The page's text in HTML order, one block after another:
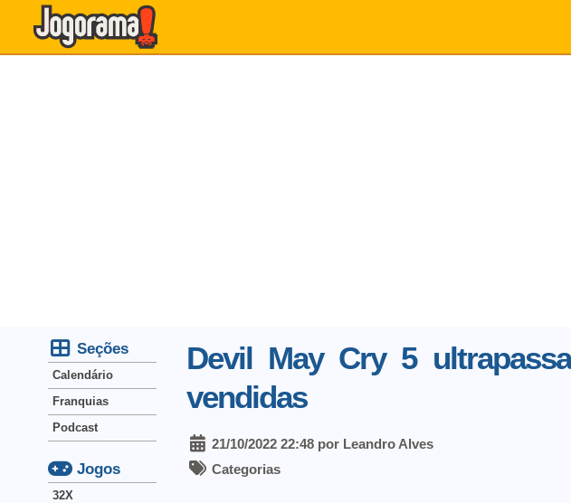
Devil May Cry 5
vendidas
21/10/2022 22:48 por Leandro Alves
Categorias
Seções
Calendário
Franquias
Podcast
Jogos
32X